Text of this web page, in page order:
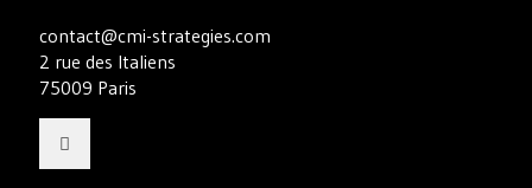
contact@cmi-strategies.com
2 rue des Italiens
75009 Paris